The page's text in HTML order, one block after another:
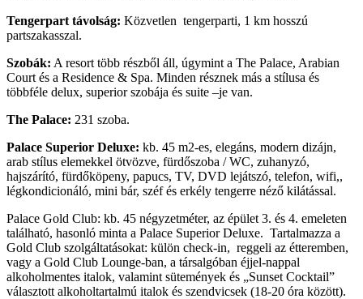
Tengerpart távolság: Közvetlen tengerparti, 1 km hosszú
partszakasszal.
Szobák: A resort több részből áll, úgymint a The Palace, Arabian
Court és a Residence & Spa. Minden résznek más a stílusa és
többféle delux, superior szobája és suite –je van.
The Palace: 231 szoba.
Palace Superior Deluxe: kb. 45 m2-es, elegáns, modern dizájn,
arab stílus elemekkel ötvözve, fürdőszoba / WC, zuhanyzó,
hajszárító, fürdőköpeny, papucs, TV, DVD lejátszó, telefon, wifi,,
légkondicionáló, mini bár, széf és erkély tengerre néző kilátással.
Palace Gold Club: kb. 45 négyzetméter, az épület 3. és 4. emeleten
található, hasonló minta a Palace Superior Deluxe. Tartalmazza a
Gold Club szolgáltatásokat: külön check-in, reggeli az étteremben,
vagy a Gold Club Lounge-ban, a társalgóban éjjel-nappal
alkoholmentes italok, valamint sütemények és „Sunset Cocktail”
választott alkoholtartalmú italok és szendvicsek (18-20 óra között).